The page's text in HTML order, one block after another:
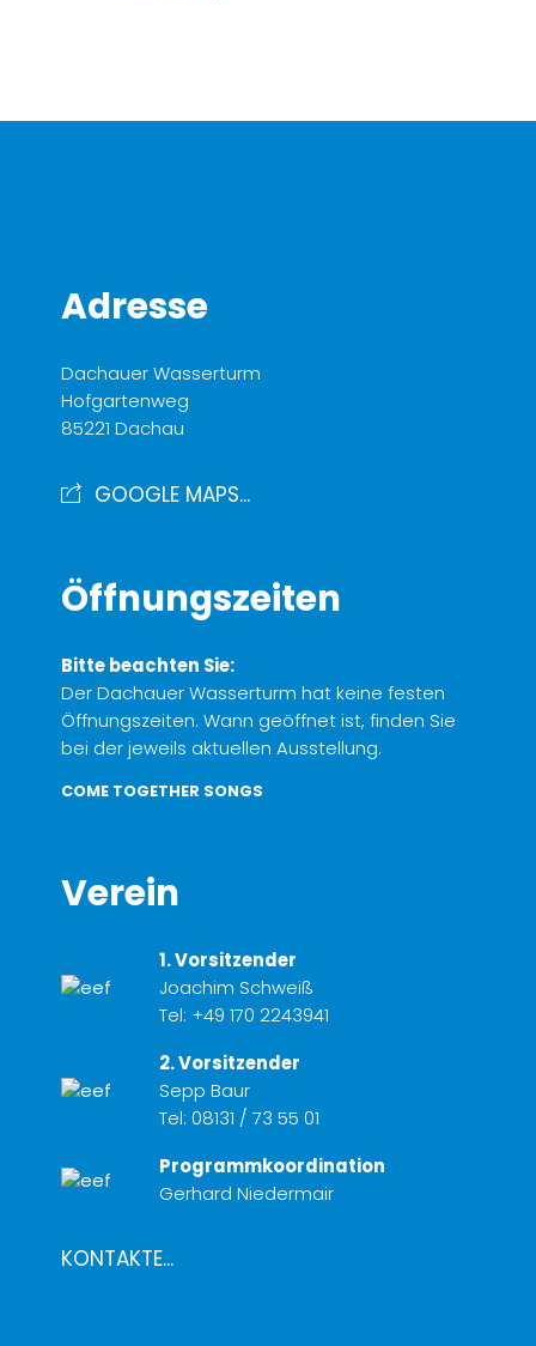
Adresse
Dachauer Wasserturm
Hofgartenweg
85221 Dachau
GOOGLE MAPS...
Öffnungszeiten
Bitte beachten Sie:
Der Dachauer Wasserturm hat keine festen
Öffnungszeiten. Wann geöffnet ist, finden Sie
bei der jeweils aktuellen Ausstellung.
COME TOGETHER SONGS
Verein
1. Vorsitzender
Joachim Schweiß
Tel: +49 170 2243941
2. Vorsitzender
Sepp Baur
Tel: 08131 / 73 55 01
Programmkoordination
Gerhard Niedermair
KONTAKTE...